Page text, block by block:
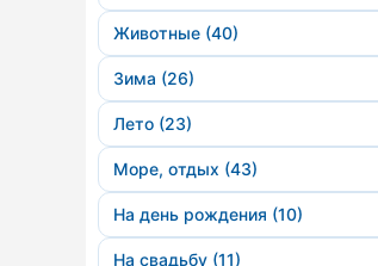
Животные (40)
Зима (26)
Лето (23)
Море, отдых (43)
На день рождения (10)
На свадьбу (11)